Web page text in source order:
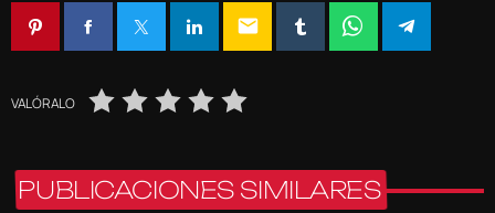
email
VALÓRALO
PUBLICACIONES SIMILARES